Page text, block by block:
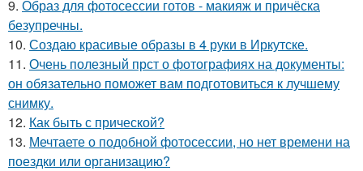
9. Образ для фотосессии готов - макияж и причёска
безупречны.
10. Создаю красивые образы в 4 руки в Иркутске.
11. Очень полезный прст о фотографиях на документы:
он обязательно поможет вам подготовиться к лучшему
снимку.
12. Как быть с прической?
13. Мечтаете о подобной фотосессии, но нет времени на
поездки или организацию?